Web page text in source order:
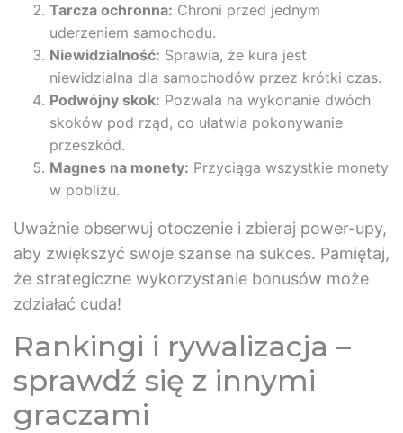
Tarcza ochronna: Chroni przed jednym
uderzeniem samochodu.
Niewidzialność: Sprawia, że kura jest
niewidzialna dla samochodów przez krótki czas.
Podwójny skok: Pozwala na wykonanie dwóch
skoków pod rząd, co ułatwia pokonywanie
przeszkód.
Magnes na monety: Przyciąga wszystkie monety
w pobliżu.
Uważnie obserwuj otoczenie i zbieraj power-upy,
aby zwiększyć swoje szanse na sukces. Pamiętaj,
że strategiczne wykorzystanie bonusów może
zdziałać cuda!
Rankingi i rywalizacja –
sprawdź się z innymi
graczami